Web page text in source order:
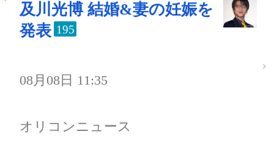
及川光博 結婚&妻の妊娠を
発表 195
08月08日 11:35
オリコンニュース